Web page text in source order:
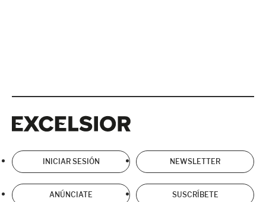
INICIAR SESIÓN NEWSLETTER
ANÚNCIATE SUSCRÍBETE